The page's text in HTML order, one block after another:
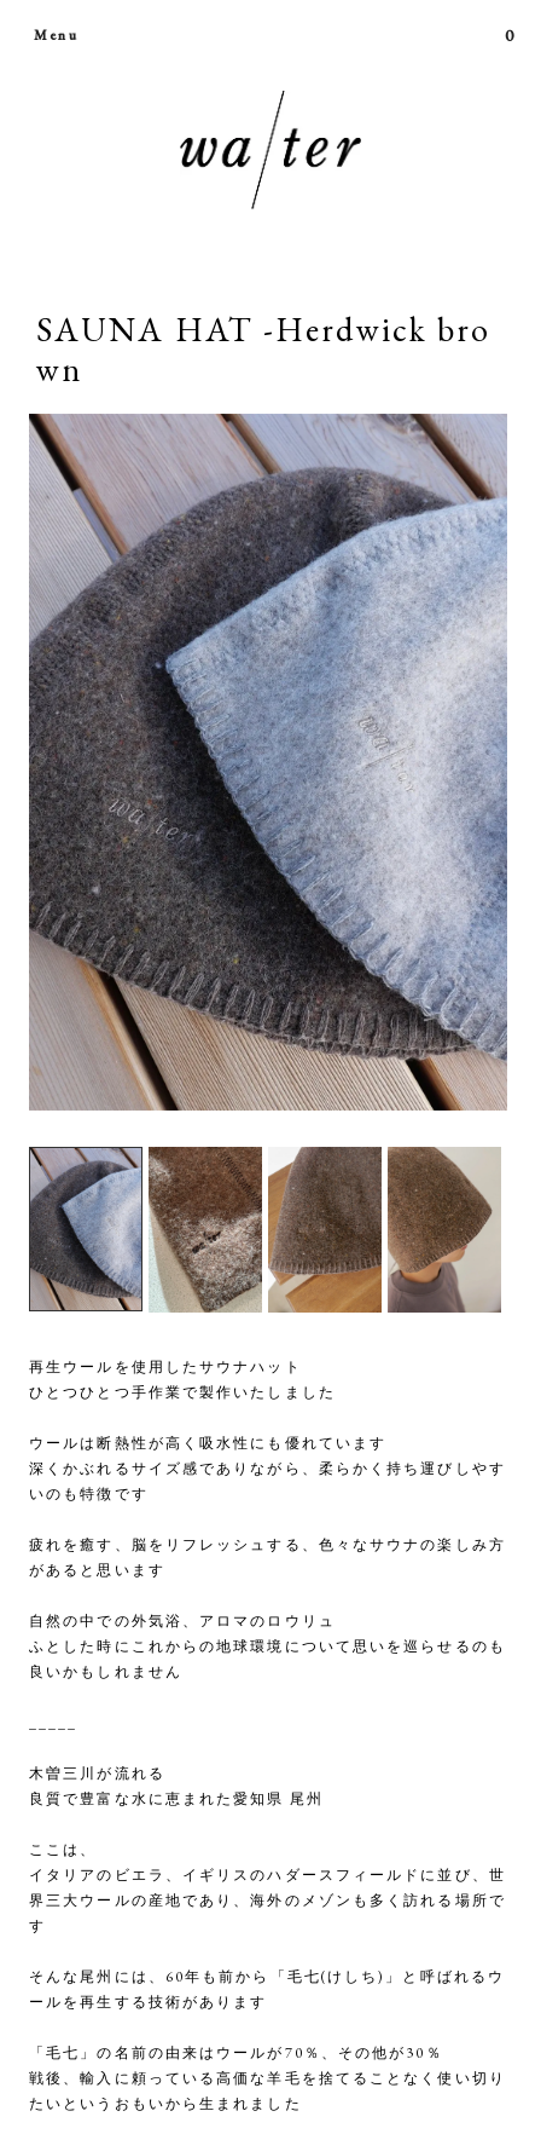
Menu 0
SAUNA HAT -Herdwick bro
wn
再生ウールを使用したサウナハット
ひとつひとつ手作業で製作いたしました
ウールは断熱性が高く吸水性にも優れています
深くかぶれるサイズ感でありながら、柔らかく持ち運びしやす
いのも特徴です
疲れを癒す、脳をリフレッシュする、色々なサウナの楽しみ方
があると思います
自然の中での外気浴、アロマのロウリュ
ふとした時にこれからの地球環境について思いを巡らせるのも
良いかもしれません
木曽三川が流れる
良質で豊富な水に恵まれた愛知県 尾州
ここは、
イタリアのビエラ、イギリスのハダースフィールドに並び、世
界三大ウールの産地であり、海外のメゾンも多く訪れる場所で
す
そんな尾州には、60年も前から「毛七(けしち)」と呼ばれるウ
ールを再生する技術があります
「毛七」の名前の由来はウールが70％、その他が30％
戦後、輸入に頼っている高価な羊毛を捨てることなく使い切り
たいというおもいから生まれました